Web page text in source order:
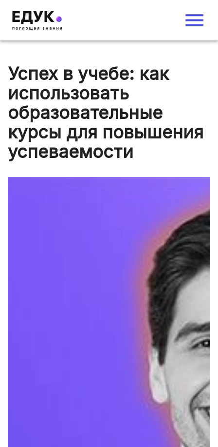
Успех в учебе: как
использовать
образовательные
курсы для повышения
успеваемости